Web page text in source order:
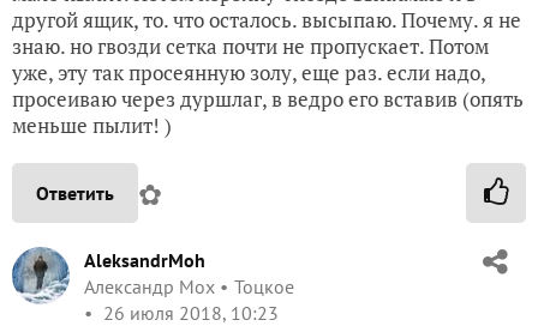
другой ящик, то. что осталось. высыпаю. Почему. я не
знаю. но гвозди сетка почти не пропускает. Потом
уже, эту так просеянную золу, еще раз. если надо,
просеиваю через дуршлаг, в ведро его вставив (опять
меньше пылит! )
Ответить ✿
AleksandrMoh
Александр Мох
Тоцкое
26 июля 2018, 10:23